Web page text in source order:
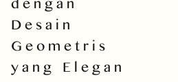
Desain
Geometris
yang Elegan